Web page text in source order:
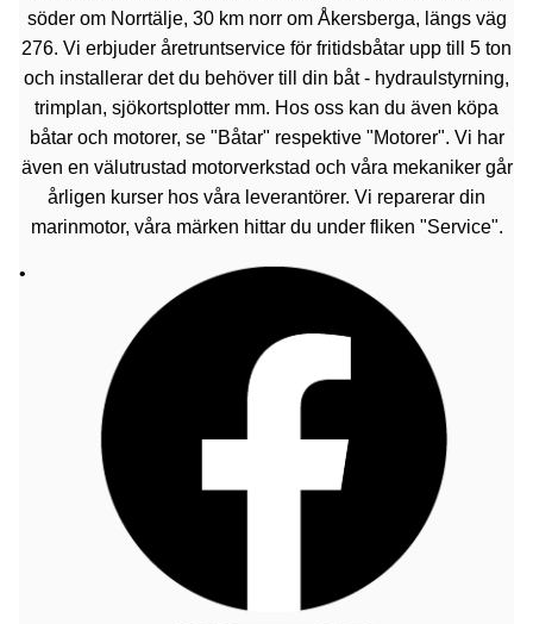
söder om Norrtälje, 30 km norr om Åkersberga, längs väg
276. Vi erbjuder åretruntservice för fritidsbåtar upp till 5 ton
och installerar det du behöver till din båt - hydraulstyrning,
trimplan, sjökortsplotter mm. Hos oss kan du även köpa
båtar och motorer, se "Båtar" respektive "Motorer". Vi har
även en välutrustad motorverkstad och våra mekaniker går
årligen kurser hos våra leverantörer. Vi reparerar din
marinmotor, våra märken hittar du under fliken "Service".